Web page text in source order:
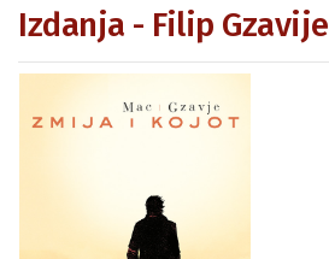
Izdanja - Filip Gzavije